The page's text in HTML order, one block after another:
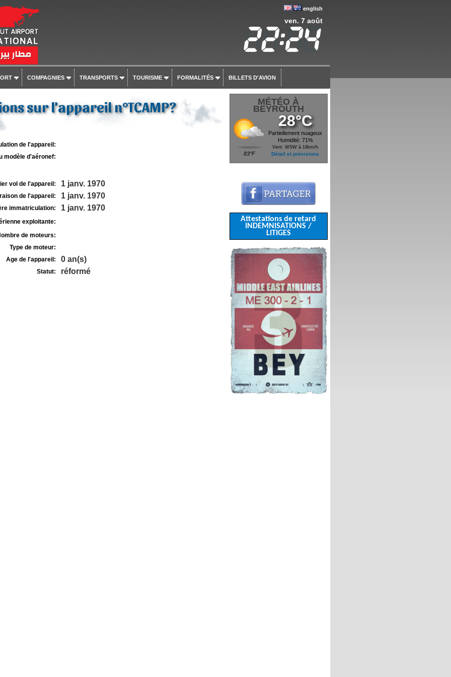
english
ven. 7 août
COMPAGNIES TRANSPORTS TOURISME FORMALITÉS BILLETS D'AVION
sur l'appareil n°TCAMP?
de l'appareil:
modèle d'aéronef:
vol de l'appareil: 1 janv. 1970
de l'appareil: 1 janv. 1970
immatriculation: 1 janv. 1970
exploitante:
de moteurs:
Type de moteur:
Age de l'appareil:
0 an(s)
Statut: réformé
MÉTÉO À
BEYROUTH
83°F
28°C
Partiellement nuageux
Humidité: 71%
Vent: WSW à 19km/h
Détail et prévisions
Attestations de retard
INDEMNISATIONS /
LITIGES